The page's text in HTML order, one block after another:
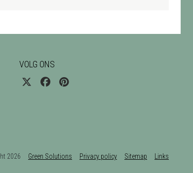
VOLG ONS
2026 Green Solutions Privacy policy Sitemap Links